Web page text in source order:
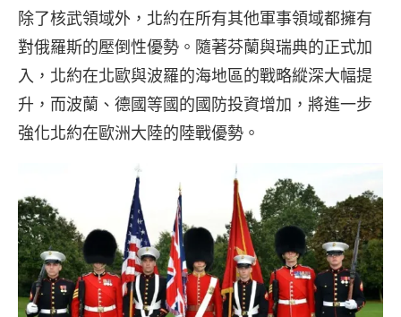
除了核武領域外，北約在所有其他軍事領域都擁有
對俄羅斯的壓倒性優勢。隨著芬蘭與瑞典的正式加
入，北約在北歐與波羅的海地區的戰略縱深大幅提
升，而波蘭、德國等國的國防投資增加，將進一步
強化北約在歐洲大陸的陸戰優勢。